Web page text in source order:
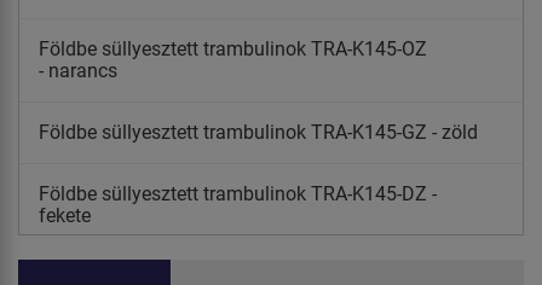
Földbe süllyesztett trambulinok TRA-K145-OZ
- narancs
Földbe süllyesztett trambulinok TRA-K145-GZ - zöld
Földbe süllyesztett trambulinok TRA-K145-DZ -
fekete